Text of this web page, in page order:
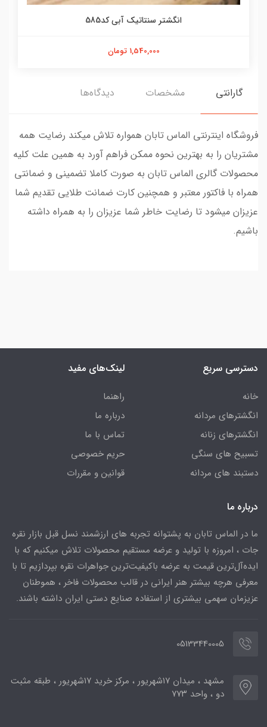
انگشتر سنتاتیک آبی کد585
1,540,000 تومان
گارانتی مشخصات دیدگاه‌ها
فروشگاه اینترنتی الماس تابان همواره تلاش میکند رضایت همه
مشتریان را به بهترین نحوه ممکن فراهم آورد به همین علت کلیه
محصولات گالری الماس تابان به صورت کاملا تضمینی و ضمانتی
همراه با فاکتور معتبر و همچنین کارت ضمانت طلایی تقدیم شما
عزیزان میشود تا رضایت خاطر شما عزیزان را به همراه داشته
باشیم.
دسترسی سریع
خانه
انگشترهای مردانه
انگشترهای زنانه
تسبیح های سنگی
دستبند های مردانه
لینک‌های مفید
راهنما
درباره ما
تماس با ما
حریم خصوصی
قوانین و مقررات
درباره ما
ما در الماس تابان به پشتوانه تجربه های ارزشمند نسل قبل بازار نقره
جات ، امروزه با تولید و عرضه مستقیم محصولات تلاش میکنیم که با
ایده‌آل‌ترین قیمت به عرضه باکیفیت‌ترین جواهرات نقره بپردازیم تا با
معرفی هرچه بیشتر هنر ایرانی در قالب محصولات فاخر ، هموطنان
عزیزمان سهمی بیشتری از استفاده صنایع دستی ایران داشته باشند.
05133440005
مشهد ، میدان ۱۷شهریور ، مرکز خرید ۱۷شهریور ، طبقه مثبت
دو ، واحد ۷۷۳